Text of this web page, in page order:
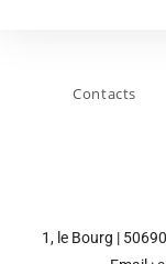
Contacts
1, le Bourg |